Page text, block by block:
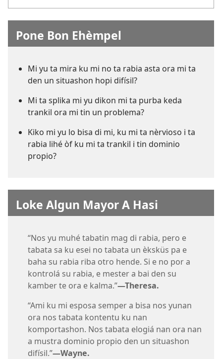
Pone Bon Ehèmpel
Mi yu ta mira ku mi no ta rabia asta ora mi ta
den un situashon hopi difísil?
Mi ta splika mi yu dikon mi ta purba keda
trankil ora mi tin un problema?
Kiko mi yu lo bisa di mi, ku mi ta nèrvioso i ta
rabia lihé òf ku mi ta trankil i tin dominio
propio?
Loke Algun Mayor A Hasi
“Nos yu muhé tabatin mag di rabia, pero e
tabata sa ku esei no tabata un èksküs pa e
baha su rabia riba otro hende. Si e no por a
kontrolá su rabia, e mester a bai den su
kamber te ora e kalma.”—Theresa.
“Ami ku mi esposa semper a bisa nos yunan
ora nos tabata kontentu ku nan
komportashon. Nos tabata elogiá nan ora nan
a mustra dominio propio den un situashon
difísil.”—Wayne.